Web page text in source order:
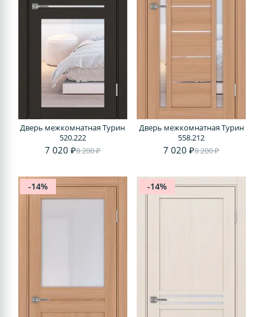
Дверь межкомнатная Турин
520.222
7 020 ₽8 200 ₽
Дверь межкомнатная Турин
558.212
7 020 ₽8 200 ₽
-14% -14%